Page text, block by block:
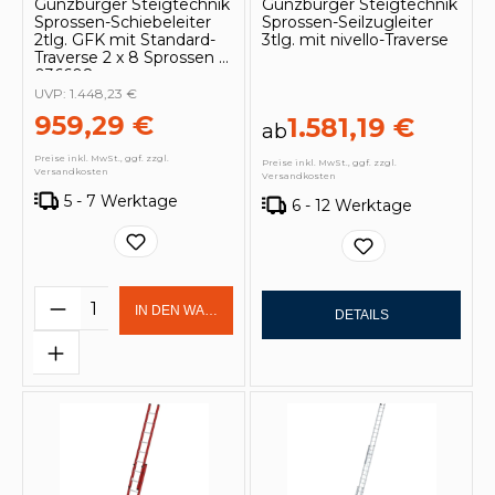
Günzburger Steigtechnik
Sprossen-Schiebeleiter
2tlg. GFK mit Standard-
Traverse 2 x 8 Sprossen -
036608
959,29 €
UVP: 1.448,23 €
Preise inkl. MwSt., ggf. zzgl.
Versandkosten
5 - 7 Werktage
Produkt Anzahl: Gib den
IN DEN WARENKORB
Günzburger Steigtechnik
Sprossen-Seilzugleiter
3tlg. mit nivello-Traverse
ab1.581,19 €
Preise inkl. MwSt., ggf. zzgl.
Versandkosten
6 - 12 Werktage
DETAILS